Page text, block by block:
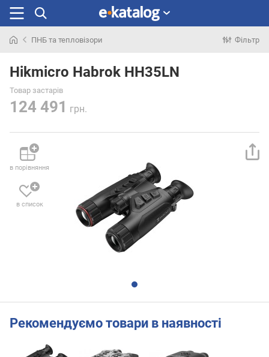
раніше
ПНБ та тепловізори Фільтр
Hikmicro Habrok HH35LN
Товар застарів
124 491 грн.
в порівняння
в список
Рекомендуємо товари в наявності